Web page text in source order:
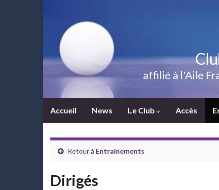
affilié à l'Aile
Accueil News Le Club Accès
Retour à Entrainements
Dirigés